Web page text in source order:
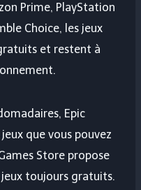
Prime, PlayStation
Choice, les jeux
et restent à
Epic
que vous pouvez
Store propose
toujours gratuits.